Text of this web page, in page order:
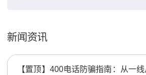
新闻资讯
【置顶】 400电话防骗指南：从一线